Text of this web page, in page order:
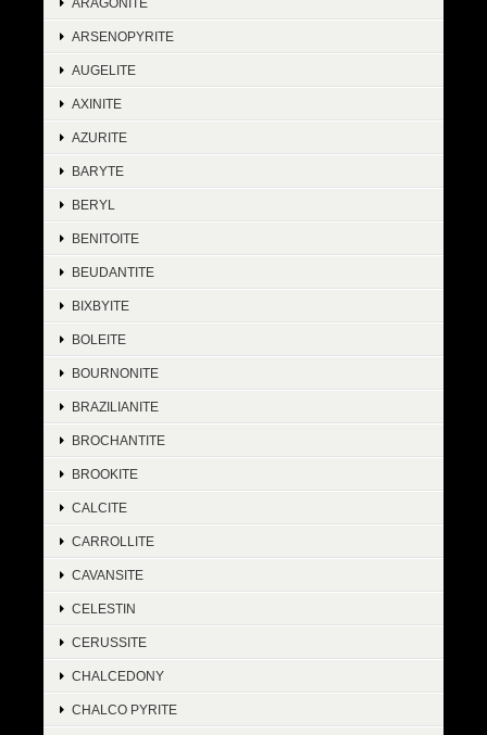
ARAGONITE
ARSENOPYRITE
AUGELITE
AXINITE
AZURITE
BARYTE
BERYL
BENITOITE
BEUDANTITE
BIXBYITE
BOLEITE
BOURNONITE
BRAZILIANITE
BROCHANTITE
BROOKITE
CALCITE
CARROLLITE
CAVANSITE
CELESTIN
CERUSSITE
CHALCEDONY
CHALCO PYRITE